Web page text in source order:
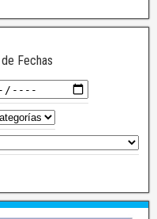
de Fechas